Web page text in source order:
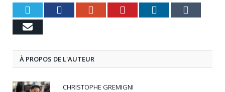
TwitterFacebookGoogle+Pinterest
LinkedIn
Email
À PROPOS DE L'AUTEUR
CHRISTOPHE GREMIGNI